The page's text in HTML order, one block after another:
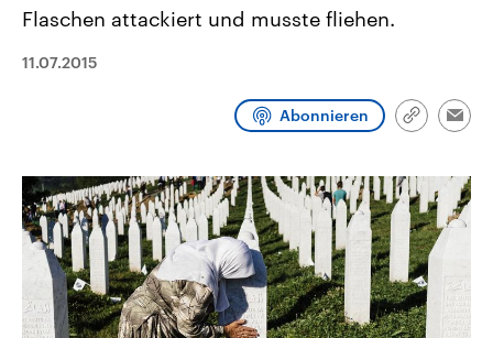
Umfragen, Prognosen,
und Hintergründe zu den Parteien
und Kandidaten der anstehenden
Sendungen
Flaschen attackiert und musste fliehen.
11.07.2015
Abonnieren
Link